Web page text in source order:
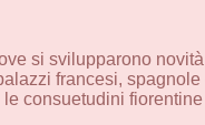
si svilupparono
francesi,
consuetudini